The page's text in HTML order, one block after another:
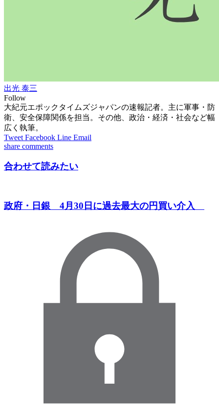
出光 泰三
Follow
大紀元エポックタイムズジャパンの速報記者。主に軍事・防
衛、安全保障関係を担当。その他、政治・経済・社会など幅
広く執筆。
Tweet Facebook Line Email
share comments
合わせて読みたい
政府・日銀 4月30日に過去最大の円買い介入